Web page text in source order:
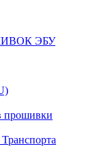
ЭБУ
прошивки